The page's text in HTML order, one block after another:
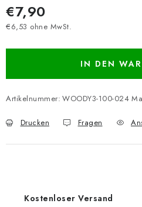
€7,90
€6,53 ohne MwSt.
IN DEN
Artikelnummer: WOODY3-100-024
Drucken Fragen
Kostenloser Versand